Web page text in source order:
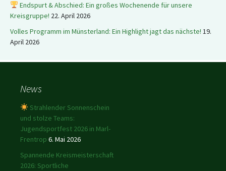
Endspurt & Abschied: Ein großes Wochenende für unsere
Kreisgruppe! 22. April 2026
Volles Programm im Münsterland: Ein Highlight jagt das nächste! 19.
April 2026
News
Strahlender Sonnenschein
und stolze Teams:
Jugendsportfest 2026 in Marl-
Frentrop 6. Mai 2026
Spannende Kreismeisterschaft
2026: Sportliche